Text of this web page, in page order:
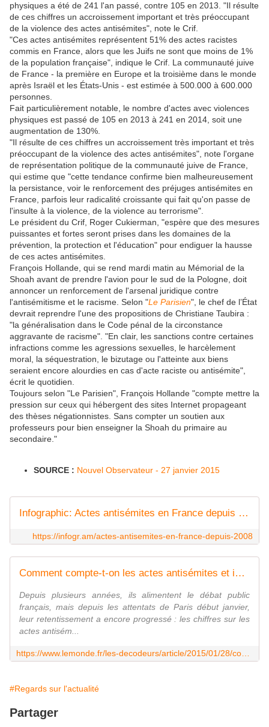
physiques a été de 241 l'an passé, contre 105 en 2013. "Il résulte
de ces chiffres un accroissement important et très préoccupant
de la violence des actes antisémites", note le Crif.
"Ces actes antisémites représentent 51% des actes racistes
commis en France, alors que les Juifs ne sont que moins de 1%
de la population française", indique le Crif. La communauté juive
de France - la première en Europe et la troisième dans le monde
après Israël et les États-Unis - est estimée à 500.000 à 600.000
personnes.
Fait particulièrement notable, le nombre d'actes avec violences
physiques est passé de 105 en 2013 à 241 en 2014, soit une
augmentation de 130%.
"Il résulte de ces chiffres un accroissement très important et très
préoccupant de la violence des actes antisémites", note l'organe
de représentation politique de la communauté juive de France,
qui estime que "cette tendance confirme bien malheureusement
la persistance, voir le renforcement des préjuges antisémites en
France, parfois leur radicalité croissante qui fait qu'on passe de
l'insulte à la violence, de la violence au terrorisme".
Le président du Crif, Roger Cukierman, "espère que des mesures
puissantes et fortes seront prises dans les domaines de la
prévention, la protection et l'éducation" pour endiguer la hausse
de ces actes antisémites.
François Hollande, qui se rend mardi matin au Mémorial de la
Shoah avant de prendre l'avion pour le sud de la Pologne, doit
annoncer un renforcement de l'arsenal juridique contre
l'antisémitisme et le racisme. Selon "Le Parisien", le chef de l’État
devrait reprendre l'une des propositions de Christiane Taubira :
"la généralisation dans le Code pénal de la circonstance
aggravante de racisme". "En clair, les sanctions contre certaines
infractions comme les agressions sexuelles, le harcèlement
moral, la séquestration, le bizutage ou l'atteinte aux biens
seraient encore alourdies en cas d'acte raciste ou antisémite",
écrit le quotidien.
Toujours selon "Le Parisien", François Hollande "compte mettre la
pression sur ceux qui hébergent des sites Internet propageant
des thèses négationnistes. Sans compter un soutien aux
professeurs pour bien enseigner la Shoah du primaire au
secondaire."
SOURCE : Nouvel Observateur - 27 janvier 2015
Infographic: Actes antisémites en France depuis 2008 | Infogram
https://infogr.am/actes-antisemites-en-france-depuis-2008
Comment compte-t-on les actes antisémites et islamophobes ?
Depuis plusieurs années, ils alimentent le débat public
français, mais depuis les attentats de Paris début janvier,
leur retentissement a encore progressé : les chiffres sur les
actes antisém...
#Regards sur l'actualité
Partager